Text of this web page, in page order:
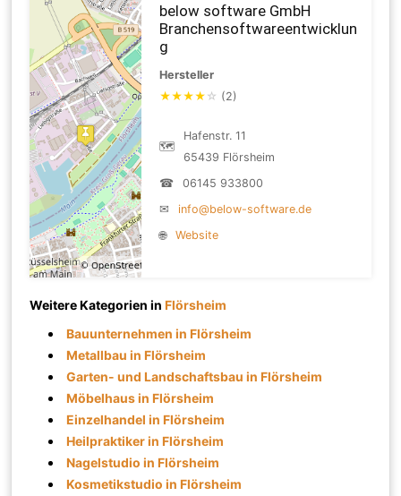
below software GmbH
Branchensoftwareentwicklun
g
Hersteller
★★★★ ☆ (2)
🗺
Hafenstr. 11
65439 Flörsheim
☎
06145 933800
✉
info@below-software.de
🌐
Website
Weitere Kategorien inFlörsheim
Bauunternehmen in Flörsheim
Metallbau in Flörsheim
Garten- und Landschaftsbau in Flörsheim
Möbelhaus in Flörsheim
Einzelhandel in Flörsheim
Heilpraktiker in Flörsheim
Nagelstudio in Flörsheim
Kosmetikstudio in Flörsheim